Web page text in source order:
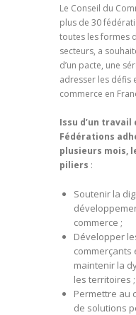
Le Conseil du
plus de 30
toutes les formes
secteurs, a
d’un pacte, une
adresser les défis
commerce en
Issu d’un travail
Fédérations
plusieurs mois,
piliers :
Soutenir la
commerce ;
Développer
commerçants
maintenir la
les territoires ;
Permettre au
de solutions